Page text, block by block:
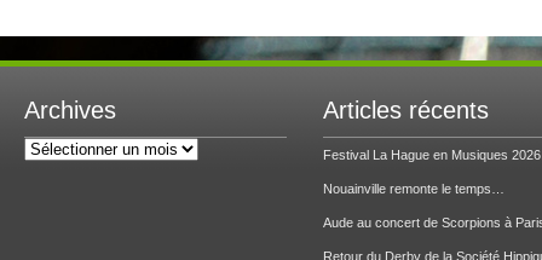
Archives
Archives
Articles récents
Festival La Hague en Musiques 2026
Nouainville remonte le temps…
Aude au concert de Scorpions à
Retour du Derby de la Société